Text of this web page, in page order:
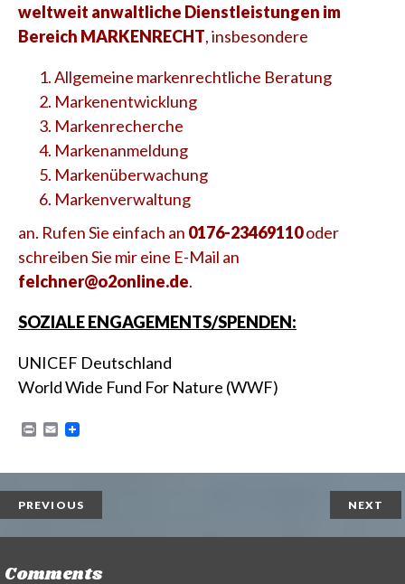
weltweit anwaltliche Dienstleistungen im
Bereich MARKENRECHT, insbesondere
Allgemeine markenrechtliche Beratung
Markenentwicklung
Markenrecherche
Markenanmeldung
Markenüberwachung
Markenverwaltung
an. Rufen Sie einfach an 0176-23469110oder
schreiben Sie mir eine E-Mail an
felchner@o2online.de.
SOZIALE ENGAGEMENTS/SPENDEN:
UNICEF Deutschland
World Wide Fund For Nature (WWF)
P
n
E
i
PREVIOUS NEXT
Comments